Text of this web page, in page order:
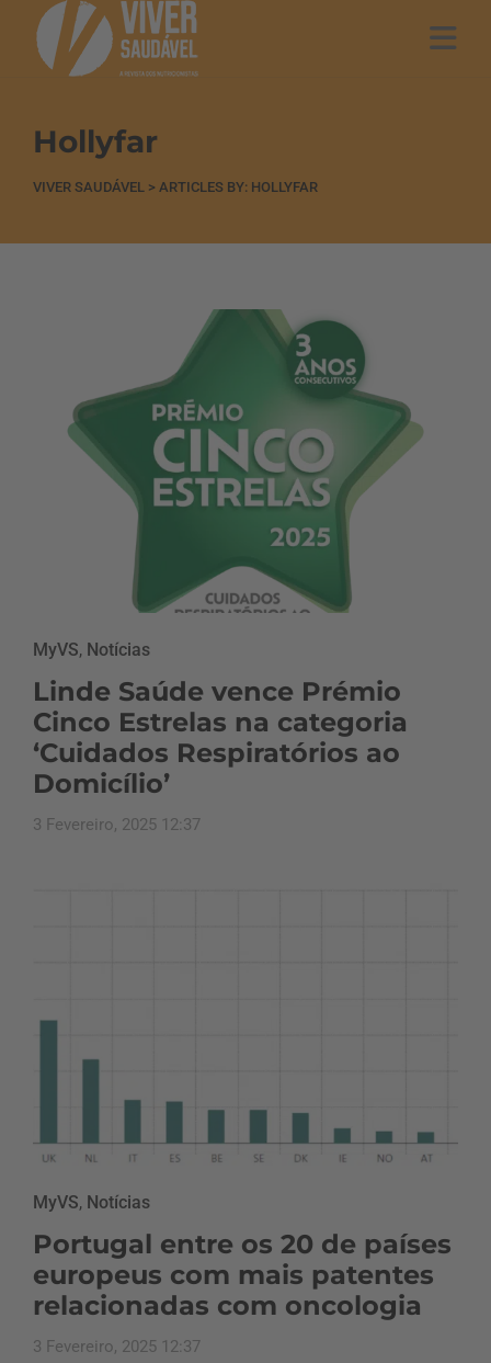
Hollyfar
VIVER SAUDÁVEL > ARTICLES BY: HOLLYFAR
MyVS, Notícias
Linde Saúde vence Prémio
Cinco Estrelas na categoria
‘Cuidados Respiratórios ao
Domicílio’
3 Fevereiro, 2025 12:37
MyVS, Notícias
Portugal entre os 20 de países
europeus com mais patentes
relacionadas com oncologia
3 Fevereiro, 2025 12:37